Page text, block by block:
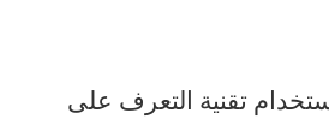
تقنية التعرف على